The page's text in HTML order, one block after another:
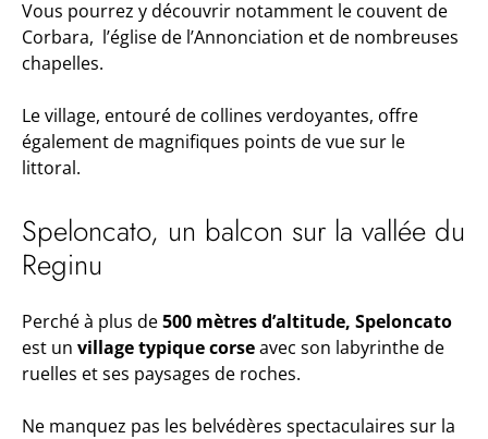
Vous pourrez y découvrir notamment le couvent de
Corbara, l’église de l’Annonciation et de nombreuses
chapelles.
Le village, entouré de collines verdoyantes, offre
également de magnifiques points de vue sur le
littoral.
Speloncato, un balcon sur la vallée du
Reginu
Perché à plus de500 mètres d’altitude, Speloncato
est un village typique corseavec son labyrinthe de
ruelles et ses paysages de roches.
Ne manquez pas les belvédères spectaculaires sur la